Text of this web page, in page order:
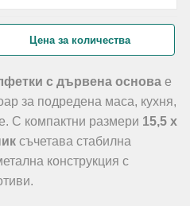
Цена за количества
с дървена основа е
за подредена маса, кухня,
С компактни размери 15,5 x
съчетава стабилна
конструкция с